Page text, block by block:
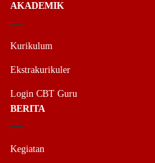
AKADEMIK
Kurikulum
Ekstrakurikuler
Login CBT Guru
BERITA
Kegiatan